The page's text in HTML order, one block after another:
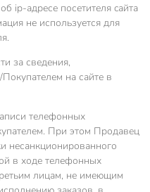
ip-адресе посетителя cайта
не используется для
за сведения,
на сайте в
телефонных
При этом Продавец
несанкционированного
в ходе телефонных
лицам, не имеющим